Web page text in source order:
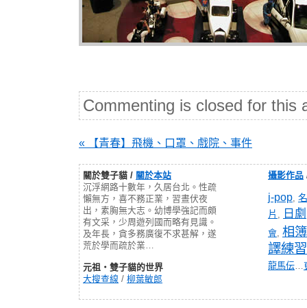
Commenting is closed for this
« 【青春】飛機、口罩、戲院、事件
關於雙子貓 / 關於本站
沉浮網路十數年，久居台北。性疏
懶無方，喜不務正業，習晝伏夜
出，素胸無大志。幼博學強記而頗
有文采，少周遊列國而略有見識。
及年長，貪多務廣復不求甚解，遂
荒於學而疏於業…
元祖‧雙子貓的世界
大搜查線 / 柳葉敏郎
攝影作品
j-pop,
片 , 日劇
會, 相簿
譯練習
龍馬伝…